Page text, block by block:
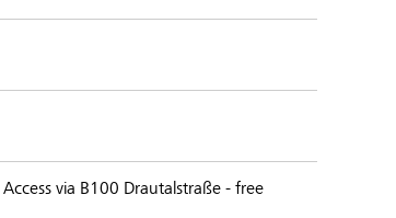
Access via B100 Drautalstraße - free